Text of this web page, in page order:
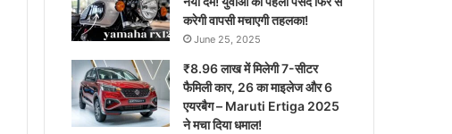
करेगी वापसी मचाएगी तहलका!
June 25, 2025
₹8.96 लाख में मिलेगी 7-सीटर
फैमिली कार, 26 का माइलेज और 6
एयरबैग – Maruti Ertiga 2025
ने मचा दिया धमाल!